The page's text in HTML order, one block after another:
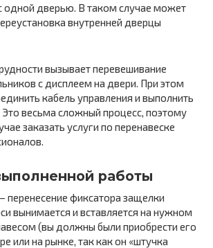
одной дверью. В таком случае может
внутренней дверцы
вызывает перевешивание
с дисплеем на двери. При этом
кабель управления и выполнить
Это весьма сложный процесс, поэтому
заказать услуги по перенавеске
работы
перенесение фиксатора защелки
вынимается и вставляется на нужном
(вы должны были приобрести его
или на рынке, так как он «штучка